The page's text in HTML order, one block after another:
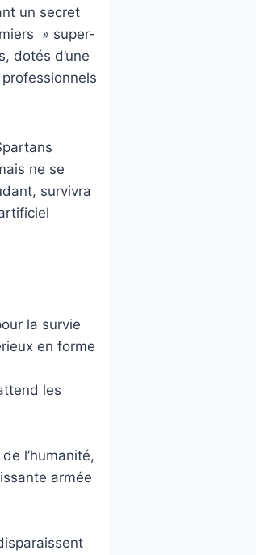
un secret
» super-
dotés d’une
professionnels
ne se
survivra
la survie
en forme
les
l’humanité,
armée